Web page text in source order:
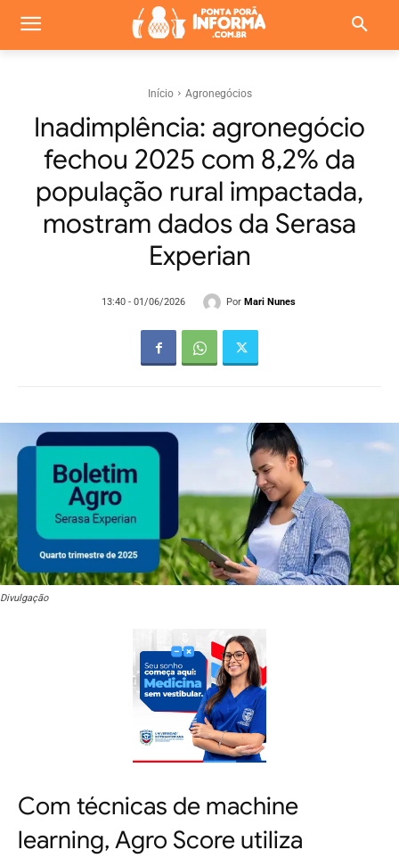
Início Agronegócios
Inadimplência: agronegócio
fechou 2025 com 8,2% da
população rural impactada,
mostram dados da Serasa
Experian
13:40 - 01/06/2026 Por Mari Nunes
Divulgação
Com técnicas de machine
learning, Agro Score utiliza